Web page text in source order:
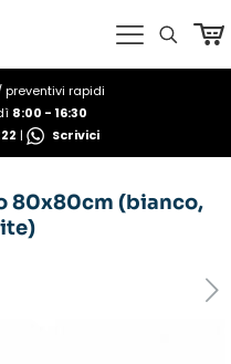
rapidi
8:00 - 16:30
| Scrivici
80x80cm (bianco,